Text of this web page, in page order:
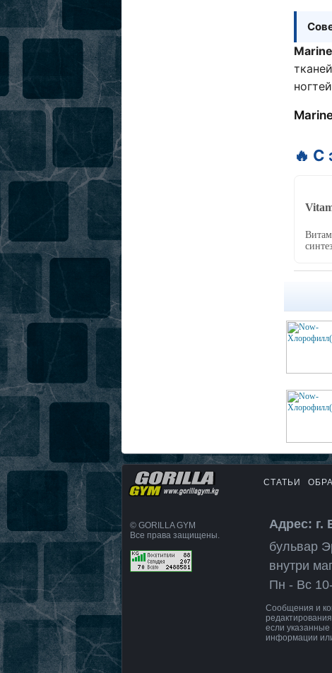
🔥 С
СТАТЬИ
© GORILLA GYM
Все права защищены.
Адрес: г.
бульвар
внутри
Пн - Вс
Сообщения и
если
информации